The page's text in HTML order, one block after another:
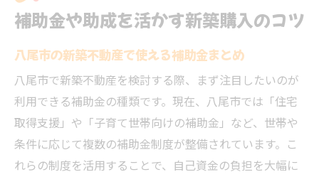
補助金や助成を活かす新築購入のコツ
八尾市の新築不動産で使える補助金まとめ
八尾市で新築不動産を検討する際、まず注目したいのが
利用できる補助金の種類です。現在、八尾市では「住宅
取得支援」や「子育て世帯向けの補助金」など、世帯や
条件に応じて複数の補助金制度が整備されています。こ
れらの制度を活用することで、自己資金の負担を大幅に